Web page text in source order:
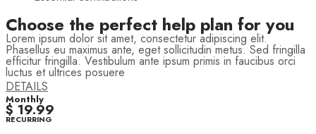
Choose the perfect help plan for you
Lorem ipsum dolor sit amet, consectetur adipiscing elit.
Phasellus eu maximus ante, eget sollicitudin metus. Sed fringilla
efficitur fringilla. Vestibulum ante ipsum primis in faucibus orci
luctus et ultrices posuere
DETAILS
Monthly
$ 19.99
RECURRING